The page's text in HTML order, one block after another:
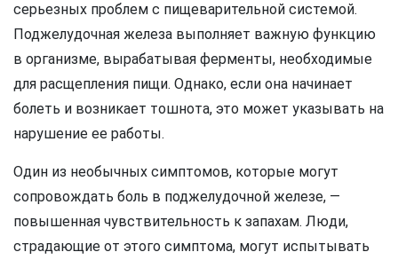
серьезных проблем с пищеварительной системой.
Поджелудочная железа выполняет важную функцию
в организме, вырабатывая ферменты, необходимые
для расщепления пищи. Однако, если она начинает
болеть и возникает тошнота, это может указывать на
нарушение ее работы.
Один из необычных симптомов, которые могут
сопровождать боль в поджелудочной железе, —
повышенная чувствительность к запахам. Люди,
страдающие от этого симптома, могут испытывать